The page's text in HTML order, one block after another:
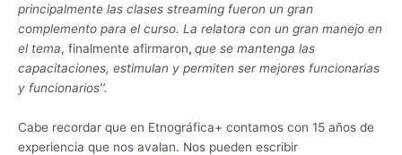
principalmente las clases streaming fueron un gran
complemento para el curso. La relatora con un gran manejo en
el tema, finalmente afirmaron, que se mantenga las
capacitaciones, estimulan y permiten ser mejores funcionarias
y funcionarios’’.
Cabe recordar que en Etnográfica+ contamos con 15 años de
experiencia que nos avalan. Nos pueden escribir